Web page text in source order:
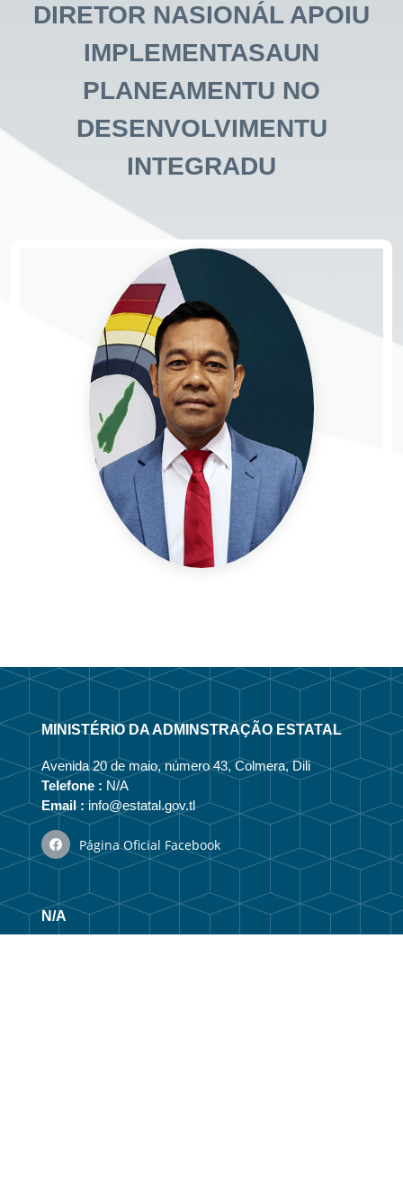
DIRETOR NASIONÁL APOIU
IMPLEMENTASAUN
PLANEAMENTU NO
DESENVOLVIMENTU
INTEGRADU
MINISTÉRIO DA ADMINSTRAÇÃO ESTATAL
Avenida 20 de maio, número 43, Colmera, Dili
Telefone : N/A
Email :info@estatal.gov.tl
Página Oficial Facebook
N/A